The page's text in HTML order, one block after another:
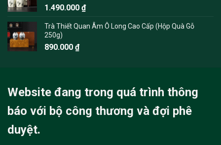
1.490.000 ₫
Trà Thiết Quan Âm Ô Long Cao Cấp (Hộp Quà Gỗ
250g)
890.000 ₫
Website đang trong quá trình thông
báo với bộ công thương và đợi phê
duyệt.